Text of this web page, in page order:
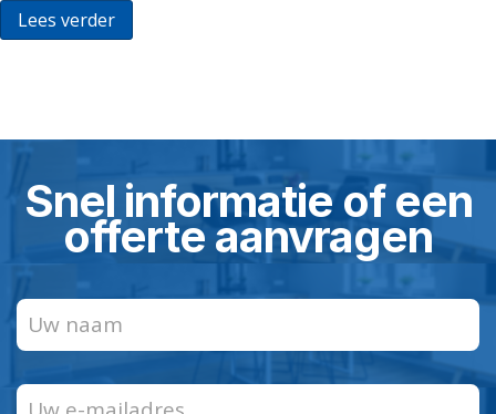
Lees verder
Snel informatie of een
offerte aanvragen